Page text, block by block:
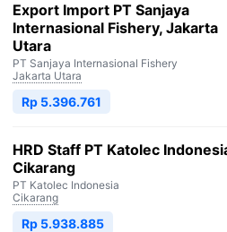
Export Import PT Sanjaya
Internasional Fishery, Jakarta
Utara
PT Sanjaya Internasional Fishery
Jakarta Utara
Rp 5.396.761
HRD Staff PT Katolec
Cikarang
PT Katolec Indonesia
Cikarang
Rp 5.938.885